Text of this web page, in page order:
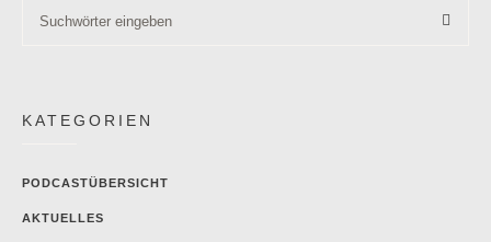
KATEGORIEN
PODCASTÜBERSICHT
AKTUELLES